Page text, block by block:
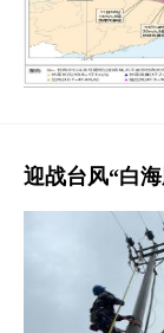
迎战台风“白